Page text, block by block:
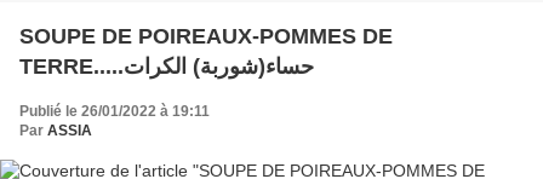
SOUPE DE POIREAUX-POMMES DE
TERRE.....حساء(شوربة) الكرات
Publié le 26/01/2022 à 19:11
Par ASSIA